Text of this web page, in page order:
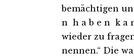
bemächtigen
n h a b e n k a
wieder zu
nennen.“ Die